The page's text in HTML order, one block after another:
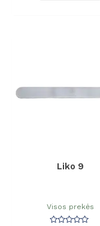
Liko 9
Visos prekės